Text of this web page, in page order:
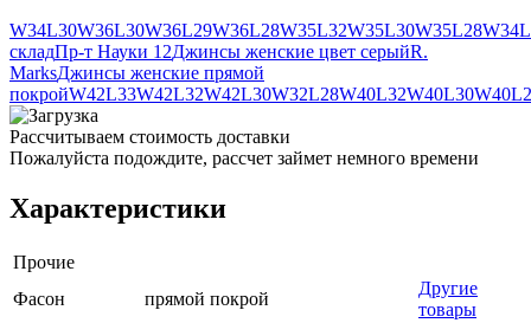
W34L30W36L30W36L29W36L28W35L32W35L30W35L28
складПр-т Науки 12Джинсы женские цвет серыйR.
MarksДжинсы женские прямой
покройW42L33W42L32W42L30W32L28W40L32W40L30
Рассчитываем стоимость доставки
Пожалуйста подождите, рассчет займет немного времени
Характеристики
Прочие
Фасон
прямой покрой
Другие
товары